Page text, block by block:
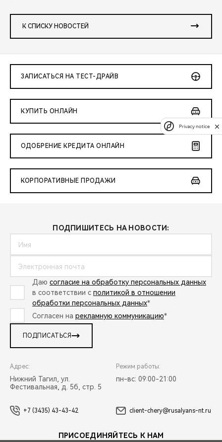
К СПИСКУ НОВОСТЕЙ
ЗАПИСАТЬСЯ НА ТЕСТ-ДРАЙВ
КУПИТЬ ОНЛАЙН
ОДОБРЕНИЕ КРЕДИТА ОНЛАЙН
КОРПОРАТИВНЫЕ ПРОДАЖИ
ПОДПИШИТЕСЬ НА НОВОСТИ:
Даю согласие на обработку персональных данных
в соответствии с политикой в отношении
обработки персональных данных*
Согласен на рекламную коммуникацию*
ПОДПИСАТЬСЯ
Адрес:
Нижний Тагил, ул.
Фестивальная, д. 5б, стр. 5
Режим работы:
пн-вс: 09:00-21:00
+7 (3435) 43-43-42 client-chery@rusalyans-nt.ru
ПРИСОЕДИНЯЙТЕСЬ К НАМ
Privacy notice